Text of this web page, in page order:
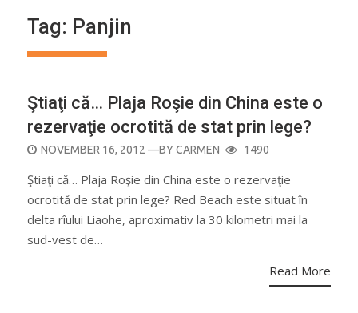
Tag: Panjin
Ştiaţi că… Plaja Roşie din China este o
rezervaţie ocrotită de stat prin lege?
POSTED
NOVEMBER 16, 2012 —BYCARMEN 1490
Ştiaţi că… Plaja Roşie din China este o rezervaţie
ocrotită de stat prin lege? Red Beach este situat în
delta rîului Liaohe, aproximativ la 30 kilometri mai la
sud-vest de…
Read More